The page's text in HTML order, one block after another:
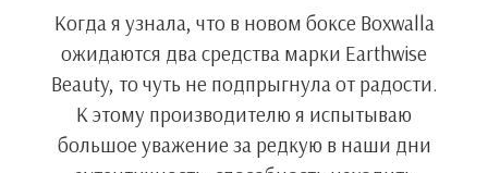
Когда я узнала, что в новом боксе Boxwalla
ожидаются два средства марки Earthwise
Beauty, то чуть не подпрыгнула от радости.
К этому производителю я испытываю
большое уважение за редкую в наши дни